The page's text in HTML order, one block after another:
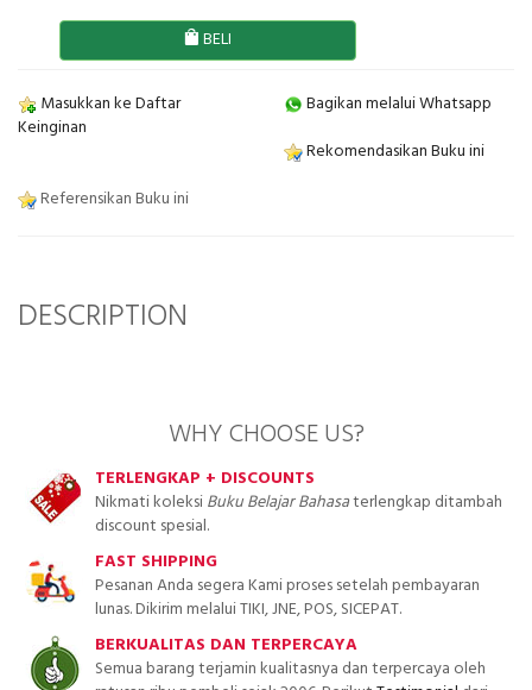
BELI
Masukkan ke Daftar
Keinginan
Bagikan melalui Whatsapp
Rekomendasikan Buku ini
Referensikan Buku ini
DESCRIPTION
WHY CHOOSE US?
TERLENGKAP + DISCOUNTS
Nikmati koleksiBuku Belajar Bahasaterlengkap ditambah
discount spesial.
FAST SHIPPING
Pesanan Anda segera Kami proses setelah pembayaran
lunas. Dikirim melalui TIKI, JNE, POS, SICEPAT.
BERKUALITAS DAN TERPERCAYA
Semua barang terjamin kualitasnya dan terpercaya oleh